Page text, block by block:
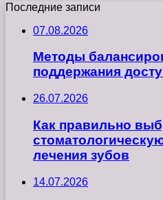
Последние записи
07.08.2026
Методы
поддержания
26.07.2026
Как правильно
лечения зубов
14.07.2026